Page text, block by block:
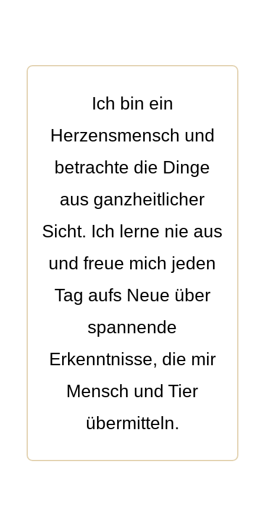
Ich bin ein
Herzensmensch und
betrachte die Dinge
aus ganzheitlicher
Sicht. Ich lerne nie aus
und freue mich jeden
Tag aufs Neue über
spannende
Erkenntnisse, die mir
Mensch und Tier
übermitteln.